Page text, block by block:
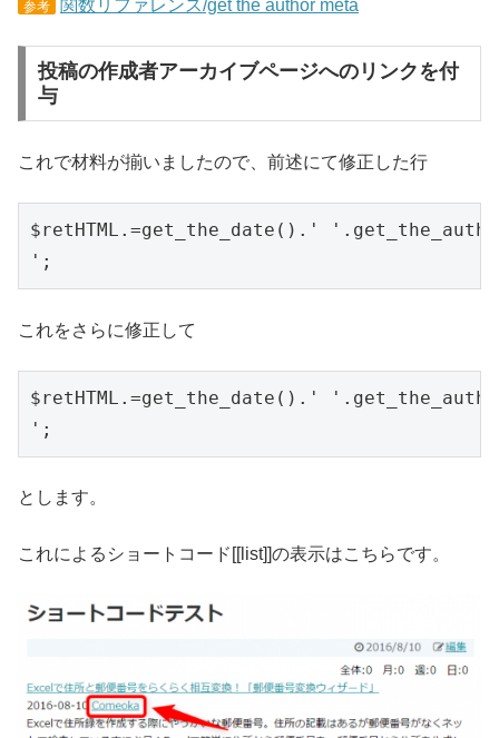
参考 関数リファレンス/get the author meta
投稿の作成者アーカイブページへのリンクを付
与
これで材料が揃いましたので、前述にて修正した行
$retHTML.=get_the_date().'
これをさらに修正して
$retHTML.=get_the_date().'
とします。
これによるショートコード[[list]]の表示はこちらです。